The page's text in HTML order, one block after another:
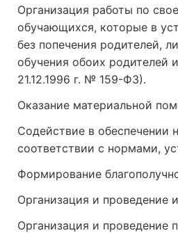
Организация работы по
обучающихся, которые в
без попечения родителей,
обучения обоих родителей
21.12.1996 г. № 159-ФЗ).
Оказание материальной
Содействие в
соответствии с нормами,
Формирование
Организация и проведение
Организация и проведение